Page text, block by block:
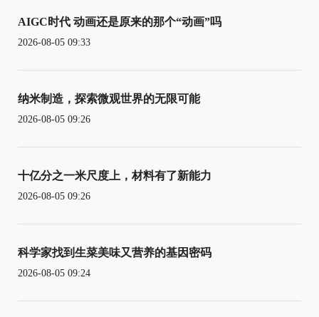
AIGC时代 动画还是原来的那个“动画”吗
2026-08-05 09:33
纳米制造，探索微观世界的无限可能
2026-08-05 09:26
十亿分之一米尺度上，材料有了新能力
2026-08-05 09:26
科学家找到生菜美味又营养的基因密码
2026-08-05 09:24